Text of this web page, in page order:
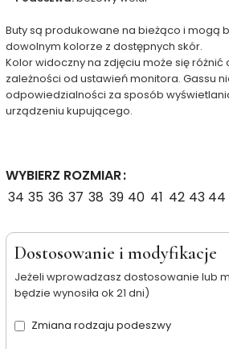
Buty są produkowane na bieżąco i mogą
dowolnym kolorze z dostępnych skór.
Kolor widoczny na zdjęciu może się
zależności od ustawień monitora. Gassu
odpowiedzialności za sposób
urządzeniu kupującego.
WYBIERZ ROZMIAR
34 35 36 37 38 39 40 41 42 43 44
Dostosowanie i modyfikacje
Jeżeli wprowadzasz dostosowanie lub
będzie wynosiła ok 21 dni)
Zmiana rodzaju podeszwy